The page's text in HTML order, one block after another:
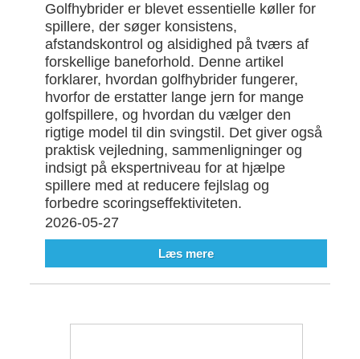
Golfhybrider er blevet essentielle køller for
spillere, der søger konsistens,
afstandskontrol og alsidighed på tværs af
forskellige baneforhold. Denne artikel
forklarer, hvordan golfhybrider fungerer,
hvorfor de erstatter lange jern for mange
golfspillere, og hvordan du vælger den
rigtige model til din svingstil. Det giver også
praktisk vejledning, sammenligninger og
indsigt på ekspertniveau for at hjælpe
spillere med at reducere fejlslag og
forbedre scoringseffektiviteten.
2026-05-27
Læs mere